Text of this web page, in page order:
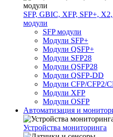
SFP, GBIC, XFP, SFP+,
модули
SFP модули
Модули SFP+
Модули QSFP+
Модули SFP28
Модули QSFP28
Модули QSFP-DD
Модули CFP/CFP2/
Модули XFP
Модули OSFP
Автоматизация и
Устройства мониторинга